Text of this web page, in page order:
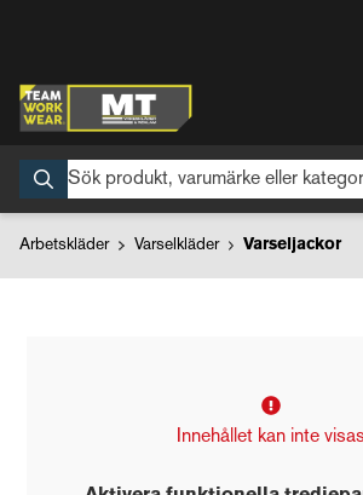
Arbetskläder Varselkläder Varseljackor
Innehållet kan inte visas